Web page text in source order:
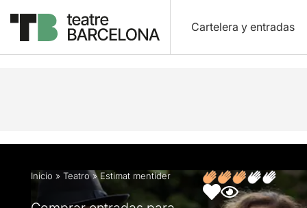
Cartelera y entradas
Descripción Ficha artística Opiniones
Inicio » Teatro» Estimat mentider